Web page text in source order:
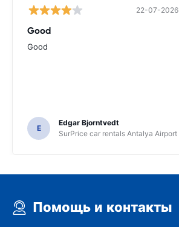
22-07-2026
Good
Good
E
Edgar Bjorntvedt
SurPrice car rentals Antalya Airport
Помощь и контакты